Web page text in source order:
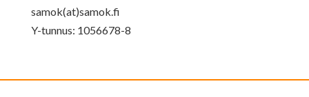
samok(at)samok.fi
Y-tunnus: 1056678-8